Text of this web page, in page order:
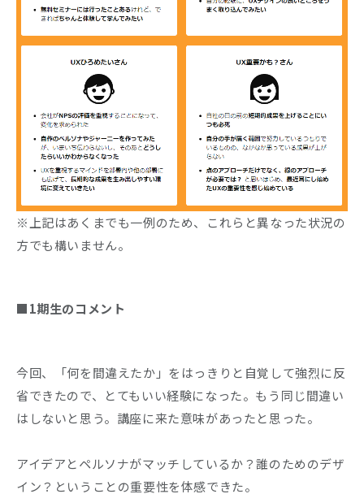
※上記はあくまでも一例のため、これらと異なった状況の
方でも構いません。
■1期生のコメント
今回、「何を間違えたか」をはっきりと自覚して強烈に反
省できたので、とてもいい経験になった。もう同じ間違い
はしないと思う。講座に来た意味があったと思った。
アイデアとペルソナがマッチしているか？誰のためのデザ
イン？ということの重要性を体感できた。